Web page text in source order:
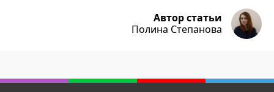
Автор статьи
Полина Степанова